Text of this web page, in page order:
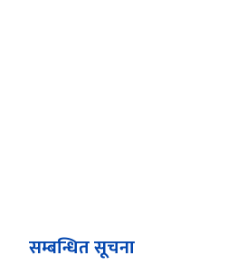
सम्बन्धित सूचना